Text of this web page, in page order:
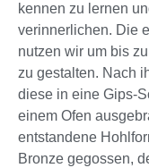
kennen zu lernen
verinnerlichen. Die
nutzen wir um bis
zu gestalten. Nach
diese in eine Gips-
einem Ofen
entstandene
Bronze gegossen,